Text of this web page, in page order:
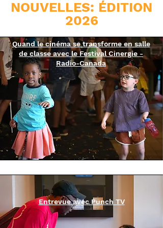
NOUVELLES: ÉDITION
2026
Entrevue avec Punch TV
Quand le cinéma se transforme en salle
de classe avec le Festival Cinergie -
Radio-Canada